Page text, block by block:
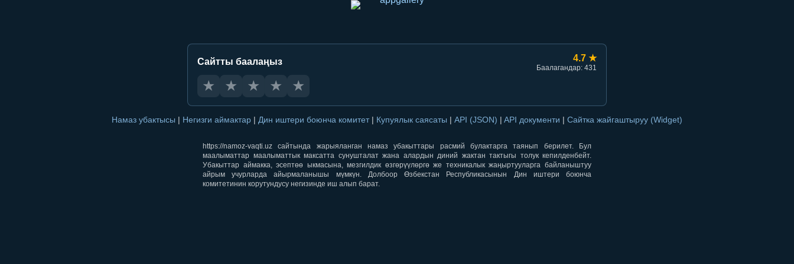
Сайтты баалаңыз 4.7 ★
Баалагандар: 431
★ ★ ★ ★ ★
Намаз убактысы | Негизги аймактар | Дин иштери боюнча комитет | Купуялык саясаты | API (JSON) | API документи | Сайтка жайгаштыруу (Widget)
https://namoz-vaqti.uz сайтында жарыяланган намаз убакыттары расмий булактарга таянып берилет. Бул
маалыматтар маалыматтык максатта сунушталат жана алардын диний жактан тактыгы толук кепилденбейт.
Убакыттар аймакка, эсептөө ыкмасына, мезгилдик өзгөрүүлөргө же техникалык жаңыртууларга байланыштуу
айрым учурларда айырмаланышы мүмкүн. Долбоор Өзбекстан Республикасынын Дин иштери боюнча
комитетинин корутундусу негизинде иш алып барат.